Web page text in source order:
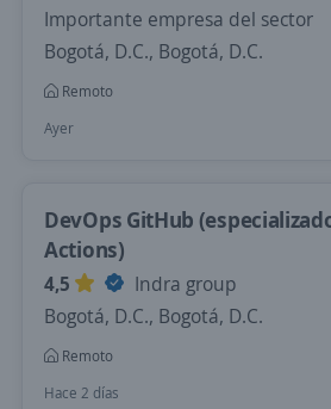
Importante empresa del sector
Bogotá, D.C., Bogotá, D.C.
Remoto
Ayer
DevOps GitHub
Actions)
4,5
Indra group
Bogotá, D.C., Bogotá, D.C.
Remoto
Hace 2 días